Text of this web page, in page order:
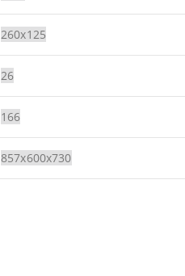
260х125
26
166
857x600x730